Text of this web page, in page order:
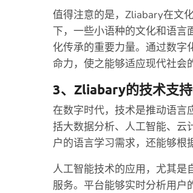
值得注意的是，Zliabary在文
下，一些小语种的文化和语
化传承的重要力量。通过数
命力，使之能够适应现代社会
3、Zliabary的技术支
在数字时代，技术是推动语言
括大数据分析、人工智能、云
户的语言学习需求，还能够根
人工智能技术的应用，尤其
服务。平台能够实时分析用户